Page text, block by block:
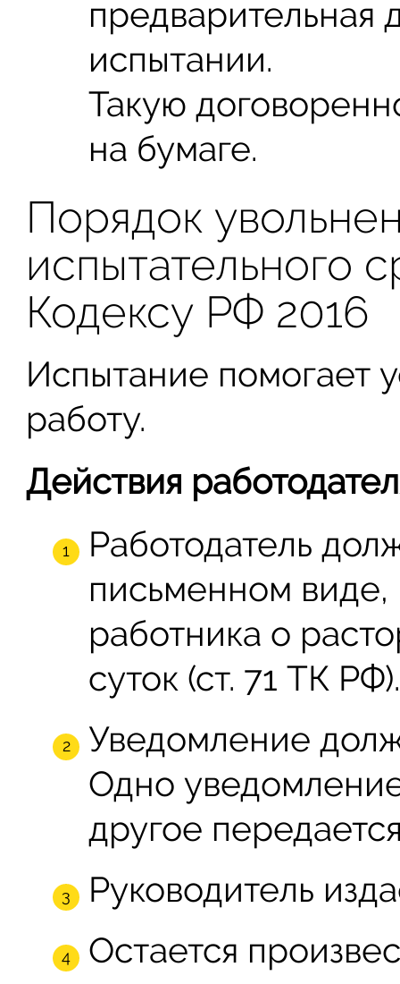
предварительная
испытании.
Такую
на бумаге.
Порядок
испытательного
Кодексу РФ 2016
Испытание помогает
работу.
Действия
Работодатель
письменном виде,
работника о
суток (ст. 71 ТК РФ).
Уведомление
Одно
другое
Руководитель
Остается